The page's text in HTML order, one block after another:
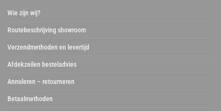
Wie zijn wij?
Routebeschrijving showroom
Verzendmethoden en levertijd
Afdekzeilen besteladvies
Annuleren – retourneren
Betaalmethoden